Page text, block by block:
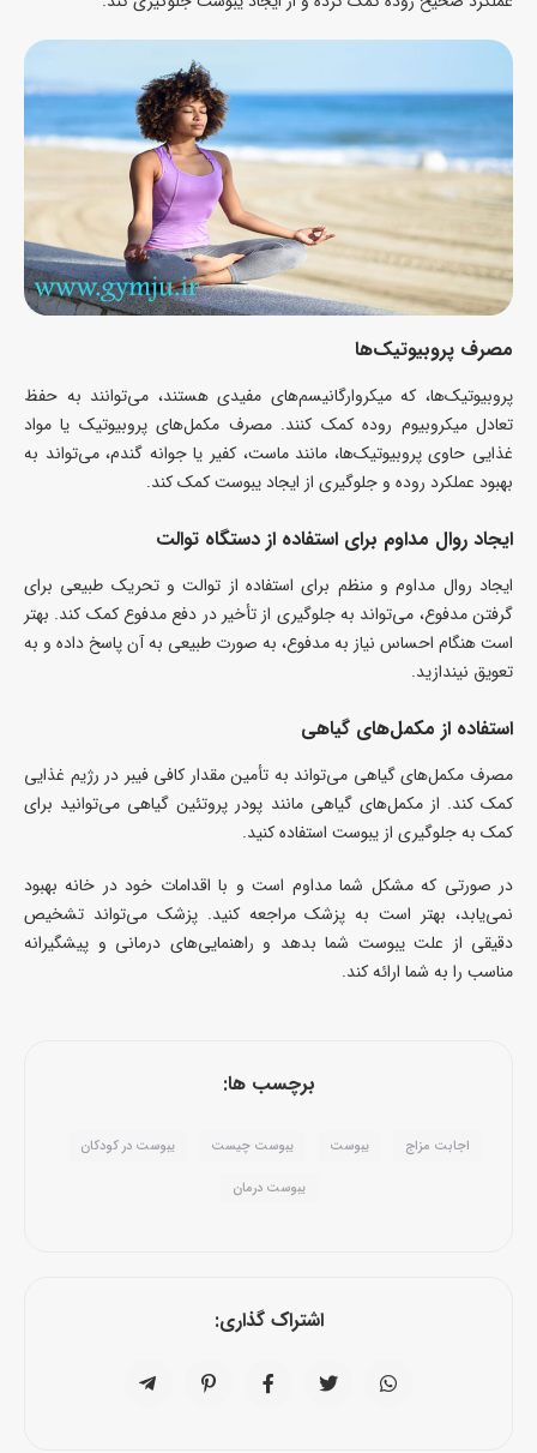
مصرف پروبیوتیک‌ها
پروبیوتیک‌ها، که میکروارگانیسم‌های مفیدی هستند، می‌توانند به حفظ
تعادل میکروبیوم روده کمک کنند. مصرف مکمل‌های پروبیوتیک یا مواد
غذایی حاوی پروبیوتیک‌ها، مانند ماست، کفیر یا جوانه گندم، می‌تواند به
بهبود عملکرد روده و جلوگیری از ایجاد یبوست کمک کند.
ایجاد روال مداوم برای استفاده از دستگاه توالت
ایجاد روال مداوم و منظم برای استفاده از توالت و تحریک طبیعی برای
گرفتن مدفوع، می‌تواند به جلوگیری از تأخیر در دفع مدفوع کمک کند. بهتر
است هنگام احساس نیاز به مدفوع، به صورت طبیعی به آن پاسخ داده و به
تعویق نیندازید.
استفاده از مکمل‌های گیاهی
مصرف مکمل‌های گیاهی می‌تواند به تأمین مقدار کافی فیبر در رژیم غذایی
کمک کند. از مکمل‌های گیاهی مانند پودر پروتئین گیاهی می‌توانید برای
کمک به جلوگیری از یبوست استفاده کنید.
در صورتی که مشکل شما مداوم است و با اقدامات خود در خانه بهبود
نمی‌یابد، بهتر است به پزشک مراجعه کنید. پزشک می‌تواند تشخیص
دقیقی از علت یبوست شما بدهد و راهنمایی‌های درمانی و پیشگیرانه
مناسب را به شما ارائه کند.
برچسب ها:
اجابت مزاج یبوست یبوست چیست یبوست در کودکان
یبوست درمان
اشتراک گذاری: